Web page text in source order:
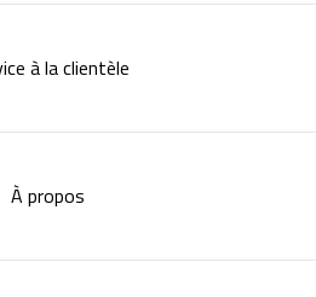
à la clientèle
À propos